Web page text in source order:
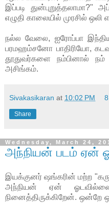
இப்படி துன்புறுத்தலாமா?"
எழுதி காலையில் முரசில் ஒலி
நல்ல வேலை, ஐரோப்பா
பரமஹம்சனோ பாதிரியோ,
தூதுவர்களை நம்பினால் நம்
அசிங்கம்.
Sivakasikaran at 10:02 PM
Share
Wednesday, March 24,
அந்நியன் படம் ஏன்
இயக்குனர் ஷங்கரின் மற்ற
அந்நியன் ஏன்
நினைத்திருக்கிறேன். ஒன்றே